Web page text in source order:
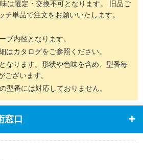
は選定・交換不可となります。 旧品ご
チ単品で注文をお願いいたします。
ブ内径となります。
はカタログをご参照ください。
なります。形状や色味を含め、型番毎
ございます。
型番には対応しておりません。
窓口